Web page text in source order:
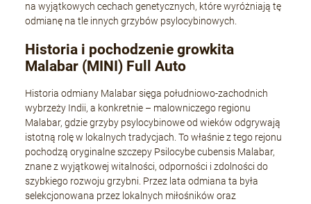
na wyjątkowych cechach genetycznych, które wyróżniają tę
odmianę na tle innych grzybów psylocybinowych.
Historia i pochodzenie growkita
Malabar (MINI) Full Auto
Historia odmiany Malabar sięga południowo-zachodnich
wybrzeży Indii, a konkretnie – malowniczego regionu
Malabar, gdzie grzyby psylocybinowe od wieków odgrywają
istotną rolę w lokalnych tradycjach. To właśnie z tego rejonu
pochodzą oryginalne szczepy Psilocybe cubensis Malabar,
znane z wyjątkowej witalności, odporności i zdolności do
szybkiego rozwoju grzybni. Przez lata odmiana ta była
selekcjonowana przez lokalnych miłośników oraz